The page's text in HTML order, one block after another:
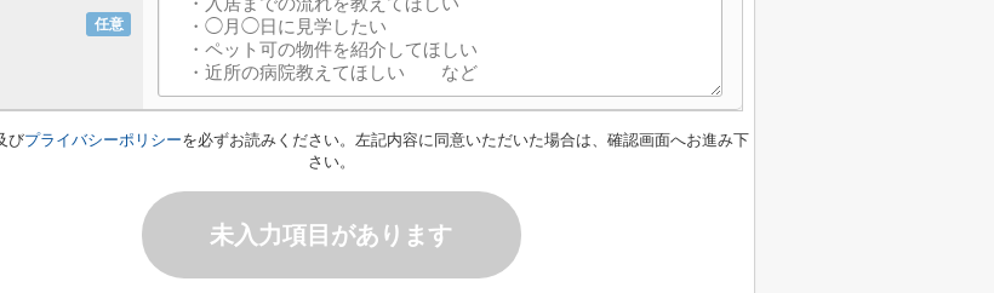
任意
びプライバシーポリシーを必ずお読みください。左記内容に同意いただいた場合は、確認画面へお進み下
さい。
未入力項目があります